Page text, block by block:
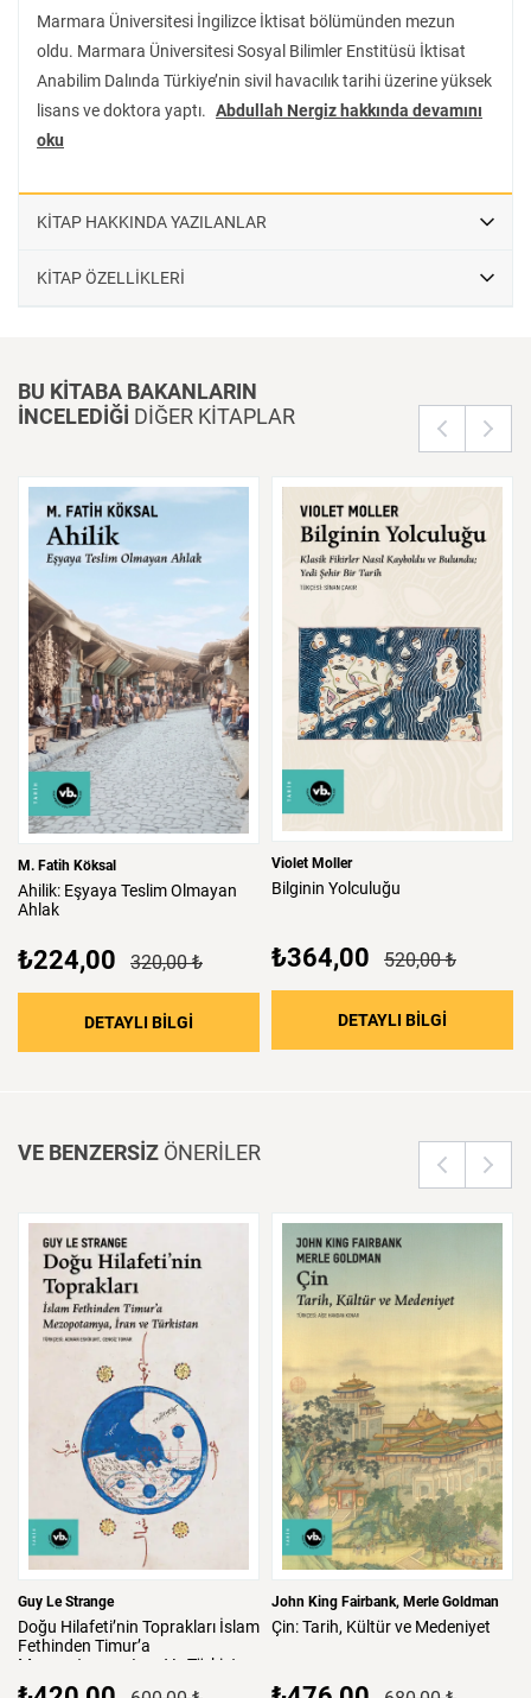
Marmara Üniversitesi İngilizce İktisat bölümünden mezun
oldu. Marmara Üniversitesi Sosyal Bilimler Enstitüsü İktisat
Anabilim Dalında Türkiye’nin sivil havacılık tarihi üzerine yüksek
lisans ve doktora yaptı. Abdullah Nergiz hakkında devamını
oku
KİTAP HAKKINDA YAZILANLAR
KİTAP ÖZELLİKLERİ
BU KİTABA BAKANLARIN
İNCELEDİĞİ DİĞER KİTAPLAR
M. Fatih Köksal
Ahilik: Eşyaya TeslimOlmayan
Ahlak
₺224,00 320,00 ₺
DETAYLI BİLGİ : Ahilik: Eşyaya Teslim Olmayan Ahlak
Violet Moller
Bilginin Yolculuğu
₺364,00 520,00 ₺
DETAYLI BİLGİ
VE BENZERSİZ ÖNERİLER
Guy Le Strange
Doğu Hilafeti’nin Toprakları İslam
Fethinden Timur’a
Mezopotamya,
Iran Ve Türkistan
John King Fairbank Merle Goldman
Çin:Tarih, Kültürve Medeniyet